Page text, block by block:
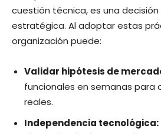
cuestión técnica, es una
estratégica. Al adoptar estas
organización puede:
Validar hipótesis de
funcionales en semanas para
reales.
Independencia tecnológica: